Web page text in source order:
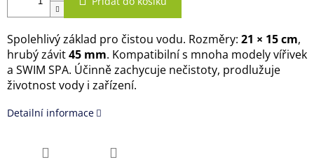
Spolehlivý základ pro čistou vodu. Rozměry: 21 × 15 cm,
hrubý závit45 mm. Kompatibilní s mnoha modely vířivek
a SWIM SPA. Účinně zachycuje nečistoty, prodlužuje
životnost vody i zařízení.
Detailní informace